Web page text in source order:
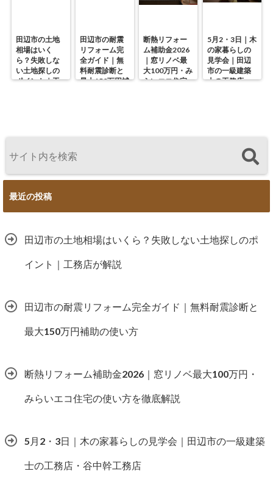
田辺市の土地
相場はいく
ら？失敗しな
い土地探しの
ポイント｜工
田辺市の耐震
リフォーム完
全ガイド｜無
料耐震診断と
最大150万円補
断熱リフォー
ム補助金2026
｜窓リノベ最
大100万円・み
らいエコ住宅
5月2・3日｜木
の家暮らしの
見学会｜田辺
市の一級建築
士の工務店・
最近の投稿
田辺市の土地相場はいくら？失敗しない土地探しのポ
イント｜工務店が解説
田辺市の耐震リフォーム完全ガイド｜無料耐震診断と
最大150万円補助の使い方
断熱リフォーム補助金2026｜窓リノベ最大100万円・
みらいエコ住宅の使い方を徹底解説
5月2・3日｜木の家暮らしの見学会｜田辺市の一級建築
士の工務店・谷中幹工務店